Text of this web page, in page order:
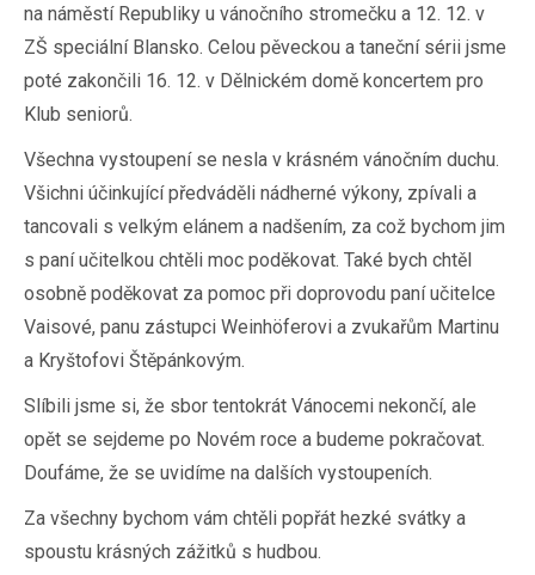
na náměstí Republiky u vánočního stromečku a 12. 12. v
ZŠ speciální Blansko. Celou pěveckou a taneční sérii jsme
poté zakončili 16. 12. v Dělnickém domě koncertem pro
Klub seniorů.
Všechna vystoupení se nesla v krásném vánočním duchu.
Všichni účinkující předváděli nádherné výkony, zpívali a
tancovali s velkým elánem a nadšením, za což bychom jim
s paní učitelkou chtěli moc poděkovat. Také bych chtěl
osobně poděkovat za pomoc při doprovodu paní učitelce
Vaisové, panu zástupci Weinhöferovi a zvukařům Martinu
a Kryštofovi Štěpánkovým.
Slíbili jsme si, že sbor tentokrát Vánocemi nekončí, ale
opět se sejdeme po Novém roce a budeme pokračovat.
Doufáme, že se uvidíme na dalších vystoupeních.
Za všechny bychom vám chtěli popřát hezké svátky a
spoustu krásných zážitků s hudbou.